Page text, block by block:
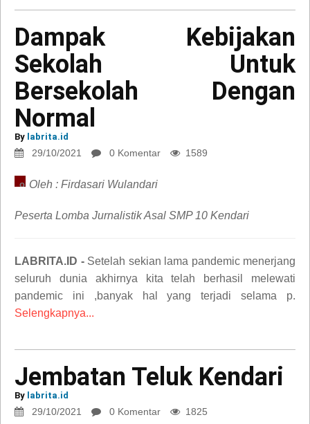
Dampak Kebijakan
Sekolah Untuk
Bersekolah Dengan
Normal
By labrita.id
29/10/2021 0 Komentar 1589
opini
Dampak
Kebijakan
Sekolah
Untuk
Bersekolah
Dengan
Oleh : Firdasari Wulandari
Peserta Lomba Jurnalistik Asal SMP 10 Kendari
LABRITA.ID - Setelah sekian lama pandemic menerjang
seluruh dunia akhirnya kita telah berhasil melewati
pandemic ini ,banyak hal yang terjadi selama p.
Selengkapnya...
Jembatan Teluk Kendari
By labrita.id
29/10/2021 0 Komentar 1825
Jembatan
Teluk